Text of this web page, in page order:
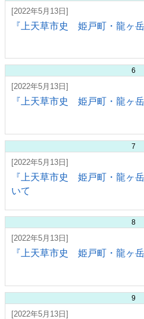
[2022年5月13日]
『上天草市史 姫戸町・龍ヶ
6
[2022年5月13日]
『上天草市史 姫戸町・龍ヶ
7
[2022年5月13日]
『上天草市史 姫戸町・龍ヶ
いて
8
[2022年5月13日]
『上天草市史 姫戸町・龍ヶ
9
[2022年5月13日]